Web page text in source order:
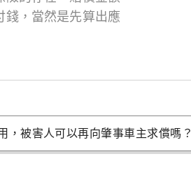
錢，當然是先算出應
，被害人可以再向肇事車主求償嗎？